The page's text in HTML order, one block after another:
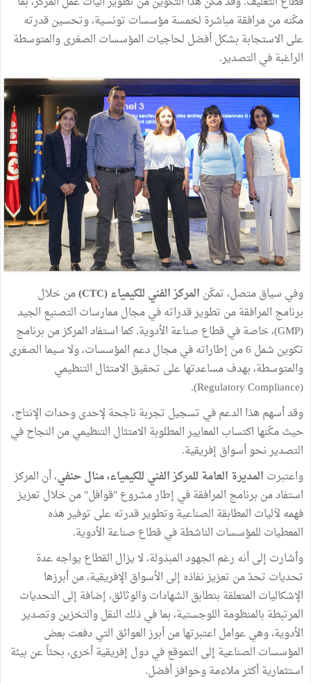
مكّنه من مرافقة مباشرة لخمسة مؤسسات تونسية، وتحسين قدرته
على الاستجابة بشكل أفضل لحاجيات المؤسسات الصغرى والمتوسطة
الراغبة في التصدير.
وفي سياق متصل، تمكّن المركز الفني للكيمياء (CTC)
من خلال
برنامج المرافقة من تطوير قدراته في مجال ممارسات التصنيع الجيد
(GMP)، خاصة في قطاع صناعة الأدوية. كما استفاد المركز من برنامج
تكوين شمل 6 من إطاراته في مجال دعم المؤسسات، ولا سيما الصغرى
والمتوسطة، بهدف مساعدتها على تحقيق الامتثال التنظيمي
(Regulatory Compliance).
وقد أسهم هذا الدعم في تسجيل تجربة ناجحة لإحدى وحدات الإنتاج،
حيث مكّنها اكتساب المعايير المطلوبة الامتثال التنظيمي من النجاح في
التصدير نحو أسواق إفريقية.
واعتبرت المديرة العامة للمركز الفني للكيمياء، منال حنفي، أن المركز
استفاد من برنامج المرافقة في إطار مشروع "قوافل" من خلال تعزيز
فهمه لآليات المطابقة الصناعية وتطوير قدرته على توفير هذه
المعطيات للمؤسسات الناشطة في قطاع صناعة الأدوية.
وأشارت إلى أنه رغم الجهود المبذولة، لا يزال القطاع يواجه عدة
تحديات تحدّ من تعزيز نفاذه إلى الأسواق الإفريقية، من أبرزها
الإشكاليات المتعلقة بتطابق الشهادات والوثائق، إضافة إلى التحديات
المرتبطة بالمنظومة اللوجستية، بما في ذلك النقل والتخزين وتصدير
الأدوية، وهي عوامل اعتبرتها من أبرز العوائق التي دفعت بعض
المؤسسات الصناعية إلى التموقع في دول إفريقية أخرى، بحثاً عن بيئة
استثمارية أكثر ملاءمة وحوافز أفضل.